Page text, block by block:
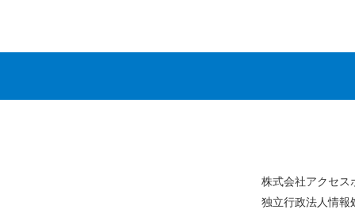
株式会社アクセス
独立行政法人情報